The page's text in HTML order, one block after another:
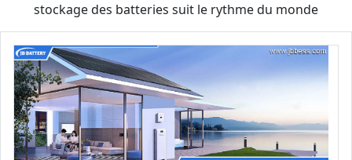
stockage des batteries suit le rythme du monde